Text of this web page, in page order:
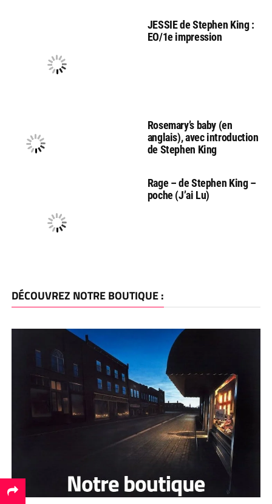
JESSIE de Stephen King :
EO/1e impression
Rosemary’s baby (en
anglais), avec introduction
de Stephen King
Rage – de Stephen King –
poche (J’ai Lu)
DÉCOUVREZ NOTRE BOUTIQUE :